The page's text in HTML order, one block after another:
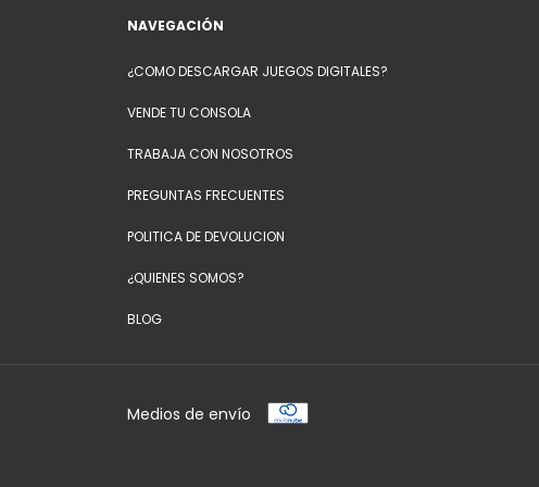
NAVEGACIÓN
¿COMO DESCARGAR JUEGOS DIGITALES?
VENDE TU CONSOLA
TRABAJA CON NOSOTROS
PREGUNTAS FRECUENTES
POLITICA DE DEVOLUCION
¿QUIENES SOMOS?
BLOG
Medios de envío